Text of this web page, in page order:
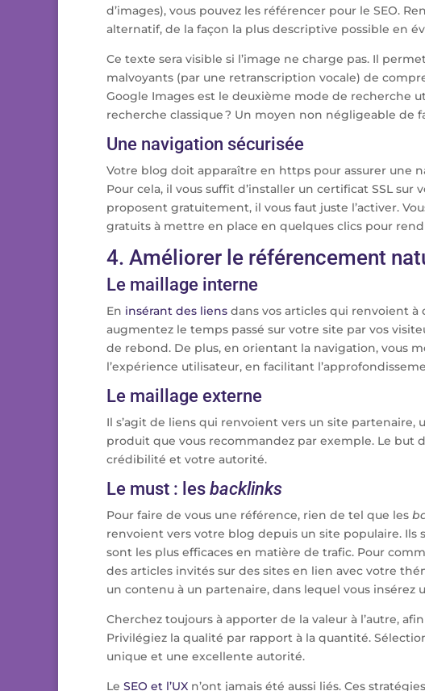
d’images), vous pouvez les référencer pour le SEO.
alternatif, de la façon la plus descriptive possible en
Ce texte sera visible si l’image ne charge pas. Il
malvoyants (par une retranscription vocale) de
Google Images est le deuxième mode de recherche
recherche classique ? Un moyen non négligeable de
Une navigation sécurisée
Votre blog doit apparaître en https pour assurer une
Pour cela, il vous suffit d’installer un certificat SSL sur
proposent gratuitement, il vous faut juste l’activer.
gratuits à mettre en place en quelques clics pour
4. Améliorer le référencement
Le maillage interne
En insérant des liens dans vos articles qui renvoient à
augmentez le temps passé sur votre site par vos
de rebond. De plus, en orientant la navigation, vous
l’expérience utilisateur, en facilitant
Le maillage externe
Il s’agit de liens qui renvoient vers un site partenaire,
produit que vous recommandez par exemple. Le but
crédibilité et votre autorité.
Le must : les backlinks
Pour faire de vous une référence, rien de tel que les
renvoient vers votre blog depuis un site populaire. Ils
sont les plus efficaces en matière de trafic. Pour
des articles invités sur des sites en lien avec votre
un contenu à un partenaire, dans lequel vous insérez
Cherchez toujours à apporter de la valeur à l’autre,
Privilégiez la qualité par rapport à la quantité.
unique et une excellente autorité.
Le SEO et l’UX n’ont jamais été aussi liés. Ces